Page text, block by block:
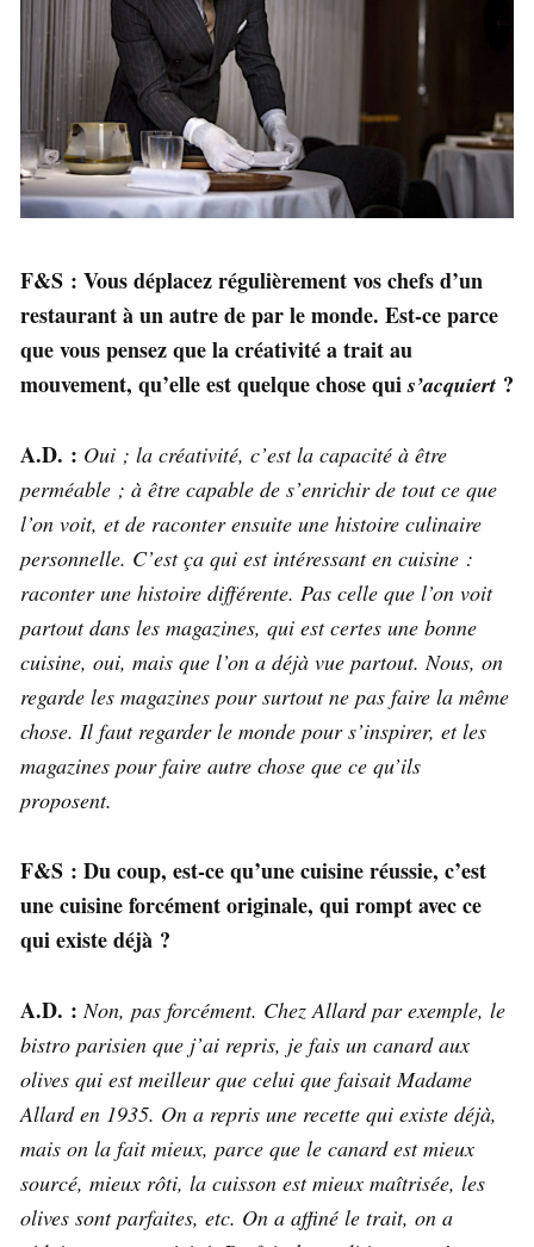
F&S : Vous déplacez régulièrement vos chefs d’un
restaurant à un autre de par le monde. Est-ce parce
que vous pensez que la créativité a trait au
mouvement, qu’elle est quelque chose quis’acquiert ?
A.D. : Oui ; la créativité, c’est la capacité à être
perméable ; à être capable de s’enrichir de tout ce que
l’on voit, et de raconter ensuite une histoire culinaire
personnelle. C’est ça qui est intéressant en cuisine :
raconter une histoire différente. Pas celle que l’on voit
partout dans les magazines, qui est certes une bonne
cuisine, oui, mais que l’on a déjà vue partout. Nous, on
regarde les magazines pour surtout ne pas faire la même
chose. Il faut regarder le monde pour s’inspirer, et les
magazines pour faire autre chose que ce qu’ils
proposent.
F&S : Du coup, est-ce qu’une cuisine réussie, c’est
une cuisine forcément originale, qui rompt avec ce
qui existe déjà ?
A.D. : Non, pas forcément. Chez Allard par exemple, le
bistro parisien que j’ai repris, je fais un canard aux
olives qui est meilleur que celui que faisait Madame
Allard en 1935. On a repris une recette qui existe déjà,
mais on la fait mieux, parce que le canard est mieux
sourcé, mieux rôti, la cuisson est mieux maîtrisée, les
olives sont parfaites, etc. On a affiné le trait, on a